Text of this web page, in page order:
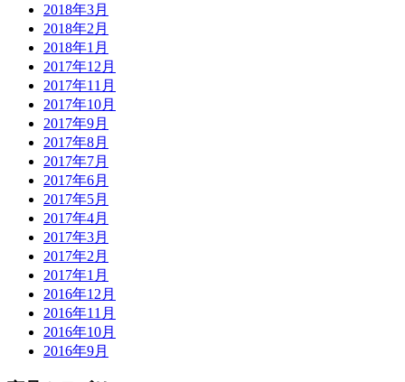
2018年3月
2018年2月
2018年1月
2017年12月
2017年11月
2017年10月
2017年9月
2017年8月
2017年7月
2017年6月
2017年5月
2017年4月
2017年3月
2017年2月
2017年1月
2016年12月
2016年11月
2016年10月
2016年9月